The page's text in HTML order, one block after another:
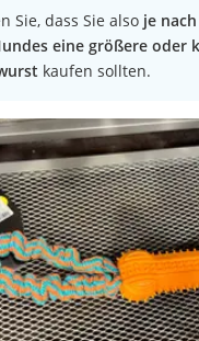
Sie, dass Sie also je
eine größere oder
kaufen sollten.